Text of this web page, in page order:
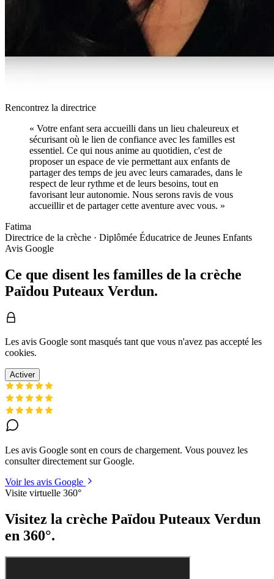
Rencontrez la directrice
« Votre enfant sera accueilli dans un lieu chaleureux et
sécurisant où le lien de confiance avec les familles est
essentiel. Ce qui nous anime au quotidien, c'est de
proposer un espace de vie permettant aux enfants de
partager des temps de jeu avec leurs camarades, dans le
respect de leur rythme et de leurs besoins, tout en
favorisant leur autonomie. Nous serons ravis de vous
accueillir et de partager cette aventure avec vous. »
Fatima
Directrice de la crèche · Diplômée Éducatrice de Jeunes Enfants
Avis Google
Ce que disent les familles de la crèche
Païdou Puteaux Verdun.
Les avis Google sont masqués tant que vous n'avez pas accepté les
cookies.
Activer
Les avis Google sont en cours de chargement. Vous pouvez les
consulter directement sur Google.
Voir les avis Google
Visite virtuelle 360°
Visitez la crèche Païdou Puteaux Verdun
en 360°.